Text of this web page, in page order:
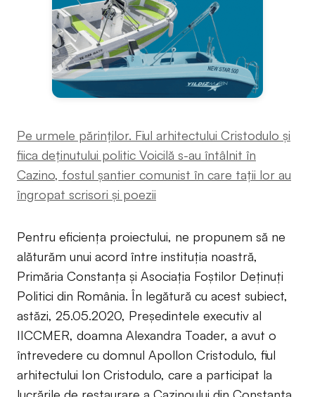
Pe urmele părinților. Fiul arhitectului Cristodulo și
fiica deținutului politic Voicilă s-au întâlnit în
Cazino, fostul șantier comunist în care tații lor au
îngropat scrisori și poezii
Pentru eficiența proiectului, ne propunem să ne
alăturăm unui acord între instituția noastră,
Primăria Constanța și Asociația Foștilor Deținuți
Politici din România. În legătură cu acest subiect,
astăzi, 25.05.2020, Președintele executiv al
IICCMER, doamna Alexandra Toader, a avut o
întrevedere cu domnul Apollon Cristodulo, fiul
arhitectului Ion Cristodulo, care a participat la